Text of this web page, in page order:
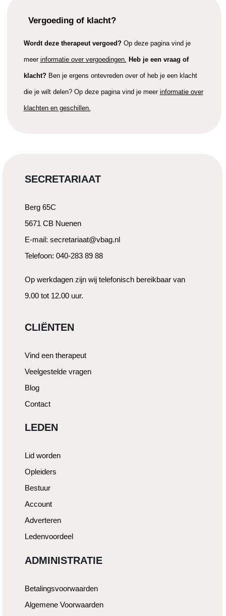
Vergoeding of klacht?
Wordt deze therapeut vergoed?Op deze pagina vind je
meer informatie over vergoedingen. Heb je een vraag of
klacht? Ben je ergens ontevreden over of heb je een klacht
die je wilt delen? Op deze pagina vind je meer informatie over
klachten en geschillen.
SECRETARIAAT
Berg 65C
5671 CB Nuenen
E-mail: secretariaat@vbag.nl
Telefoon: 040-283 89 88
Op werkdagen zijn wij telefonisch bereikbaar van
9.00 tot 12.00 uur.
CLIËNTEN
Vind een therapeut
Veelgestelde vragen
Blog
Contact
LEDEN
Lid worden
Opleiders
Bestuur
Account
Adverteren
Ledenvoordeel
ADMINISTRATIE
Betalingsvoorwaarden
Algemene Voorwaarden